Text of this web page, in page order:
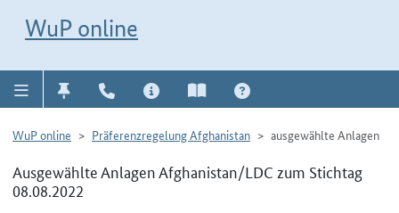
WuP online
WuP online Präferenzregelung Afghanistan ausgewählte Anlagen
Ausgewählte Anlagen Afghanistan/LDC zum Stichtag
08.08.2022